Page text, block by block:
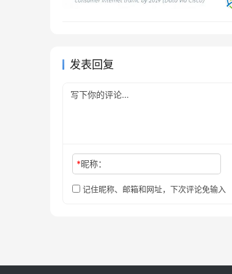
发表回复
*昵称：
记住昵称、邮箱和网址，下次评论免输入